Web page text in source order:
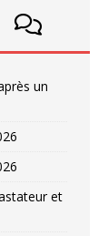
un
et